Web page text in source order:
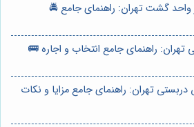
واحد گشت تهران: راهنمای جامع 🚔
تهران: راهنمای جامع انتخاب و اجاره 🚌
تهران: راهنمای جامع مزایا و نکات